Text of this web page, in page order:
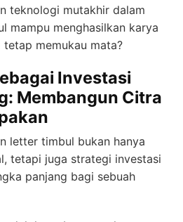
teknologi mutakhir dalam
mampu menghasilkan karya
memukau mata?
Investasi
Membangun Citra
letter timbul bukan hanya
tetapi juga strategi investasi
panjang bagi sebuah